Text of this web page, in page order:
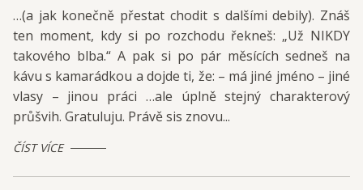
…(a jak konečně přestat chodit s dalšími debily). Znáš
ten moment, kdy si po rozchodu řekneš: „Už NIKDY
takového blba.“ A pak si po pár měsících sedneš na
kávu s kamarádkou a dojde ti, že: – má jiné jméno – jiné
vlasy – jinou práci …ale úplně stejný charakterový
průšvih. Gratuluju. Právě sis znovu...
ČÍST VÍCE